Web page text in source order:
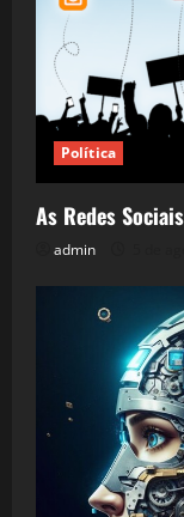
Política
As Redes
admin